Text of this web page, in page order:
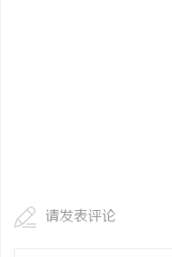
请发表评论